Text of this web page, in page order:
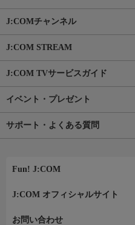
J:COMチャンネル
J:COM STREAM
J:COM TVサービスガイド
イベント・プレゼント
サポート・よくある質問
Fun! J:COM
J:COM オフィシャルサイト
お問い合わせ